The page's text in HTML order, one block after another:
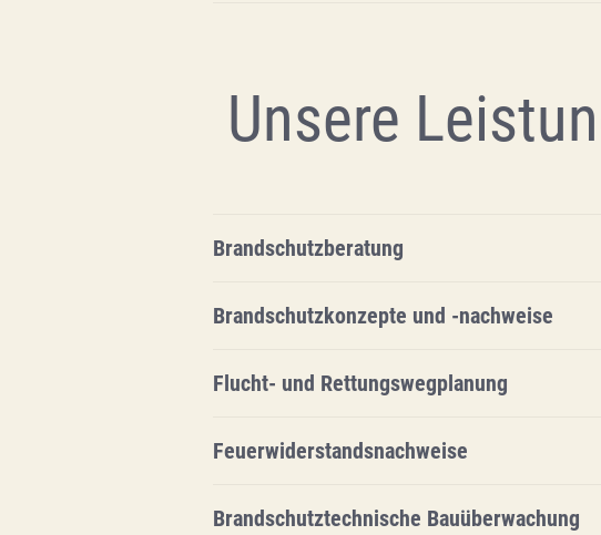
Unsere
Brandschutzberatung
Brandschutzkonzepte und -nachweise
Flucht- und Rettungswegplanung
Feuerwiderstandsnachweise
Brandschutztechnische Bauüberwachung